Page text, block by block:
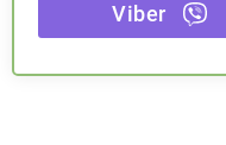
Viber